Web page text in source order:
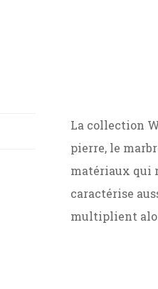
La collection
pierre, le
matériaux qui
caractérise
multiplient